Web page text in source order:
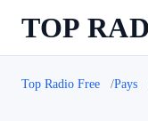
TOP
Top Radio Free Pays